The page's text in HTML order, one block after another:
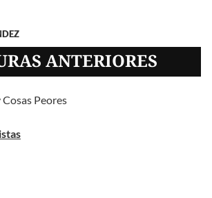
ANTERIORES
Peores